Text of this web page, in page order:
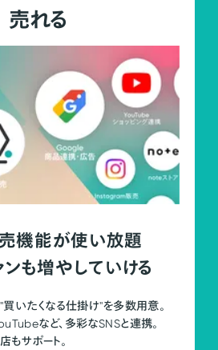
売れる
機能が使い放題
も増やしていける
買いたくなる仕掛け"を多数用意。
など、多彩なSNSと連携。
もサポート。